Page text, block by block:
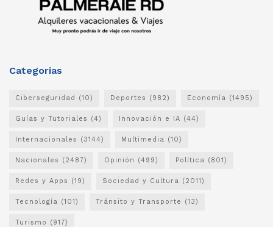
Categorias
Ciberseguridad (10) Deportes (982) Economía (1495)
Guías y Tutoriales (4) Innovación e IA (44)
Internacionales (3144) Multimedia (10)
Nacionales (2487) Opinión (499) Política (801)
Redes y Apps (19) Sociedad y Cultura (2011)
Tecnología (101) Tránsito y Transporte (13)
Turismo (917)